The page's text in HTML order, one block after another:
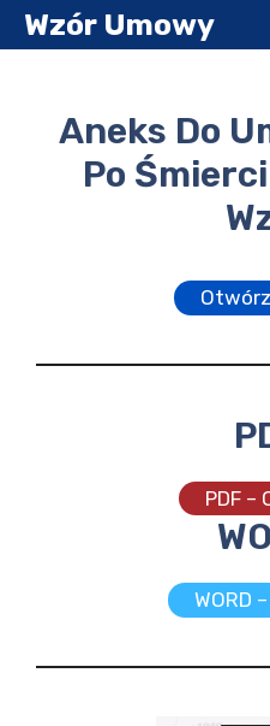
Przejdź
do
Wzór Umowy
Aneks Do
Po
PDF –
WORD